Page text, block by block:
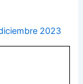
2023